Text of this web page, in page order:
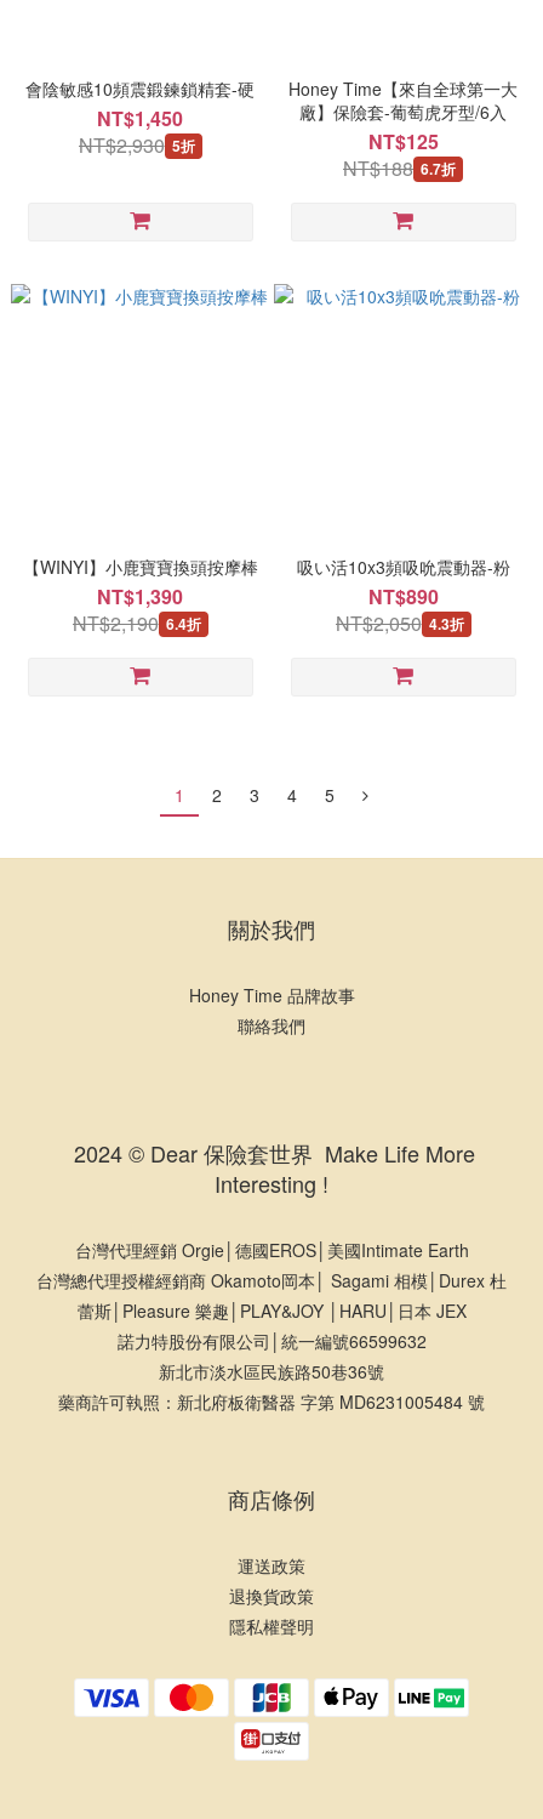
會陰敏感10頻震鍛鍊鎖精套-硬
NT$1,450
NT$2,930 5折
Honey Time【來自全球第一大
廠】保險套-葡萄虎牙型/6入
NT$125
NT$188 6.7折
【WINYI】小鹿寶寶換頭按摩棒
NT$1,390
NT$2,190 6.4折
吸い活10x3頻吸吮震動器-粉
NT$890
NT$2,050 4.3折
1 2 3 4 5
關於我們
Honey Time 品牌故事
聯絡我們
2024 © Dear 保險套世界 Make Life More
Interesting !
台灣代理經銷 Orgie│德國EROS│美國Intimate Earth
台灣總代理授權經銷商 Okamoto岡本│ Sagami 相模│Durex 杜
蕾斯│Pleasure 樂趣│PLAY&JOY │HARU│日本 JEX
諾力特股份有限公司│統一編號66599632
新北市淡水區民族路50巷36號
藥商許可執照：新北府板衛醫器 字第 MD6231005484 號
商店條例
運送政策
退換貨政策
隱私權聲明